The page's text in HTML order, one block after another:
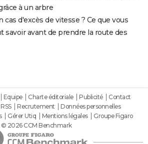
à un arbre
cas d'excès de vitesse ? Ce que vous
savoir avant de prendre la route des
Equipe Charte éditoriale Publicité
Contact
RSS Recrutement
Données personnelles
Gérer Utiq Mentions légales
Groupe Figaro
© 2026 CCM Benchmark